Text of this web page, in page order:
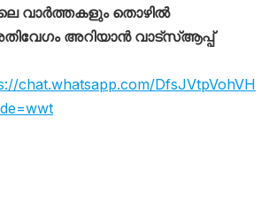
വാർത്തകളും തൊഴിൽ
അറിയാൻ വാട്സ്ആപ്പ്
chat.whatsapp.com/DfsJVtpVohVH